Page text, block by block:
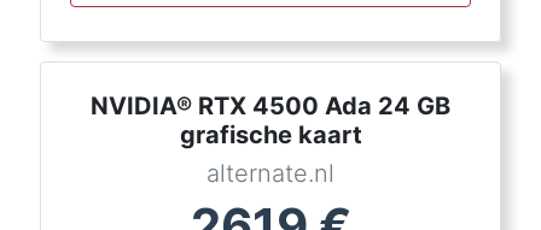
NVIDIA® RTX 4500 Ada 24 GB
grafische kaart
alternate.nl